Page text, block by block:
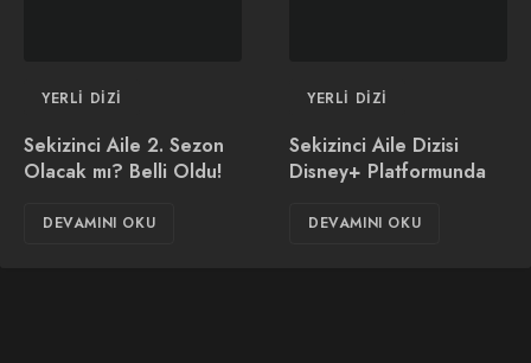
YERLI DIZI
Sekizinci Aile 2. Sezon
Olacak mı? Belli Oldu!
DEVAMINI OKU
YERLI DIZI
Sekizinci Aile Dizisi
Disney+ Platformunda
DEVAMINI OKU